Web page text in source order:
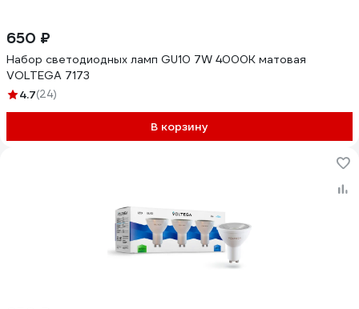
650 ₽
Набор светодиодных ламп GU10 7W 4000К матовая
VOLTEGA 7173
4.7(24)
В корзину